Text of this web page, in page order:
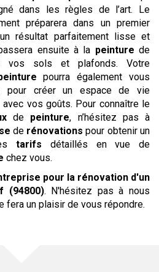
dans les règles de l’art. Le
préparera dans un premier
résultat parfaitement lisse et
ensuite à la peinture de
vos sols et plafonds. Votre
pourra également vous
pour créer un espace de vie
vos goûts. Pour connaître le
de peinture, n’hésitez pas à
de rénovations pour obtenir un
tarifs détaillés en vue de
chez vous.
pour la rénovation d'un
(94800). N'hésitez pas à nous
fera un plaisir de vous répondre.